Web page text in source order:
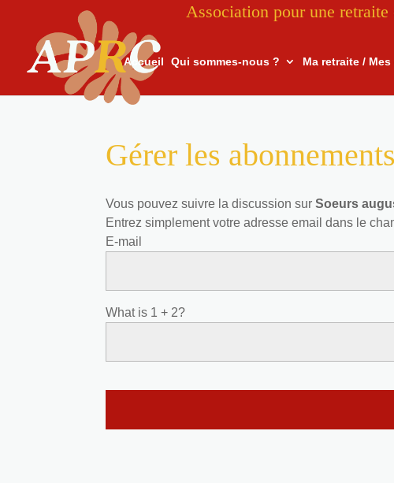
Association pour une retraite
Accueil Qui sommes-nous ? Ma retraite /
Gérer les abonnements
Vous pouvez suivre la discussion surSoeurs
Entrez simplement votre adresse email dans le
E-mail
What is 1 + 2?